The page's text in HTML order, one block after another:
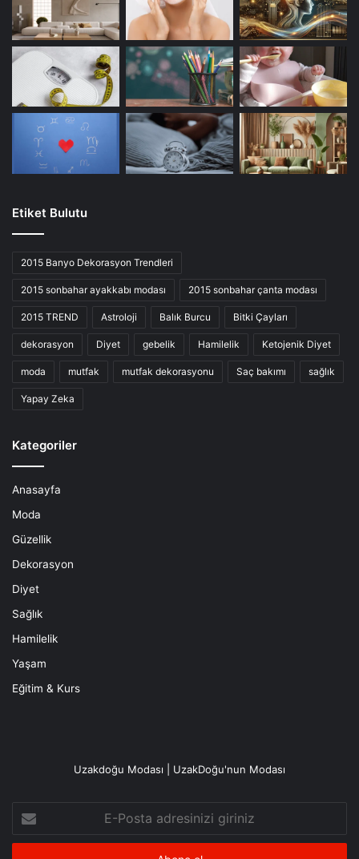
Etiket Bulutu
2015 Banyo Dekorasyon Trendleri
2015 sonbahar ayakkabı modası 2015 sonbahar çanta modası
2015 TREND Astroloji Balık Burcu Bitki Çayları
dekorasyon Diyet gebelik Hamilelik Ketojenik Diyet
moda mutfak mutfak dekorasyonu Saç bakımı sağlık
Yapay Zeka
Kategoriler
Anasayfa
Moda
Güzellik
Dekorasyon
Diyet
Sağlık
Hamilelik
Yaşam
Eğitim & Kurs
Uzakdoğu Modası | UzakDoğu'nun Modası
Posta
adresinizi